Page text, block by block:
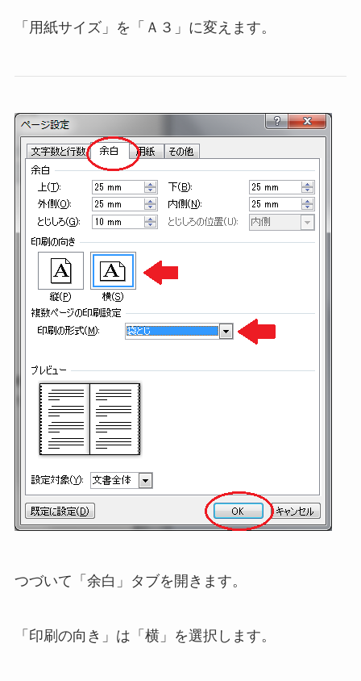
「用紙サイズ」を「Ａ３」に変えます。
つづいて「余白」タブを開きます。
「印刷の向き」は「横」を選択します。